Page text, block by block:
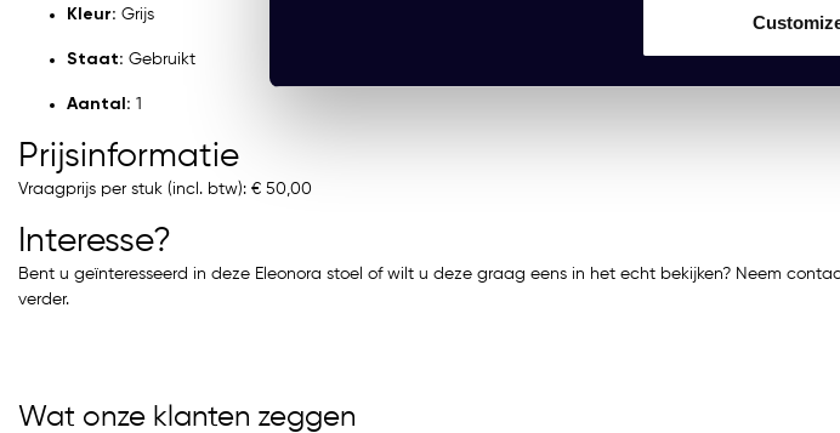
Kleur: Grijs
Staat: Gebruikt
Aantal: 1
Prijsinformatie
Vraagprijs per stuk (incl. btw): € 50,00
Interesse?
Bent u geïnteresseerd in deze Eleonora stoel of wilt u deze graag eens in het echt bekijken? Neem
verder.
Wat onze klanten zeggen